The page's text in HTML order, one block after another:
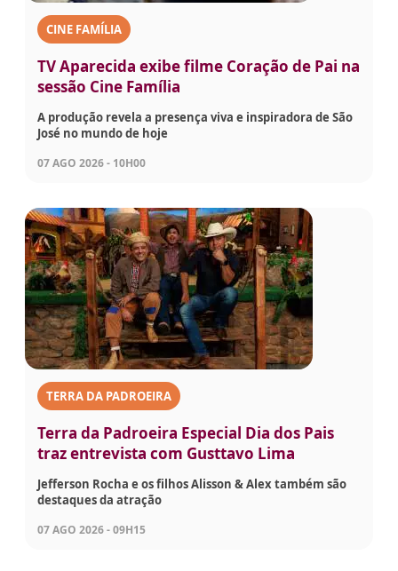
CINE FAMÍLIA
TV Aparecida exibe filme Coração de Pai na
sessão Cine Família
A produção revela a presença viva e inspiradora de São
José no mundo de hoje
07 AGO 2026 - 10H00
TERRA DA PADROEIRA
Terra da Padroeira Especial Dia dos Pais
traz entrevista com Gusttavo Lima
Jefferson Rocha e os filhos Alisson & Alex também são
destaques da atração
07 AGO 2026 - 09H15